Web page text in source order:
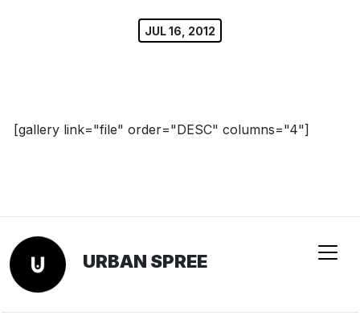
JUL 16, 2012
[gallery link="file" order="DESC" columns="4"]
URBAN SPREE